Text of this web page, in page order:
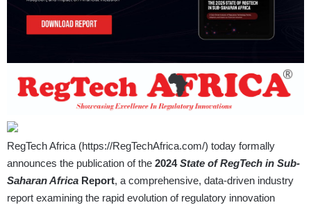
RegTech Africa (https://RegTechAfrica.com/) today formally
announces the publication of the 2024State of RegTech in Sub-
Saharan Africa Report, a comprehensive, data-driven industry
report examining the rapid evolution of regulatory innovation